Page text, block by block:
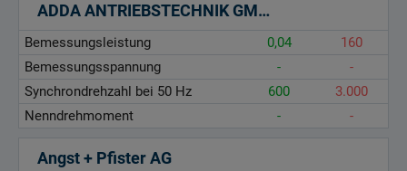
ADDA ANTRIEBSTECHNIK GMBH *
Bemessungsleistung 0,04
160
Bemessungsspannung
-
-
Synchrondrehzahl bei 50 Hz
600
3.000
Nenndrehmoment
- -
Angst + Pfister AG